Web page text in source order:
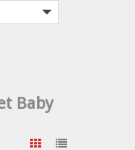
Baby